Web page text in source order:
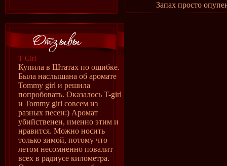
T Girl
Купила в Штатах по ошибке.
Была наслышана об аромате
Tommy girl и решила
попробовать. Оказалось T-girl
и Tommy girl совсем из
разных песен:) Аромат
убийственен, именно этим и
нравится. Можно носить
только зимой, потому что
летом несомненно повалит
всех в радиусе километра.
Запах просто